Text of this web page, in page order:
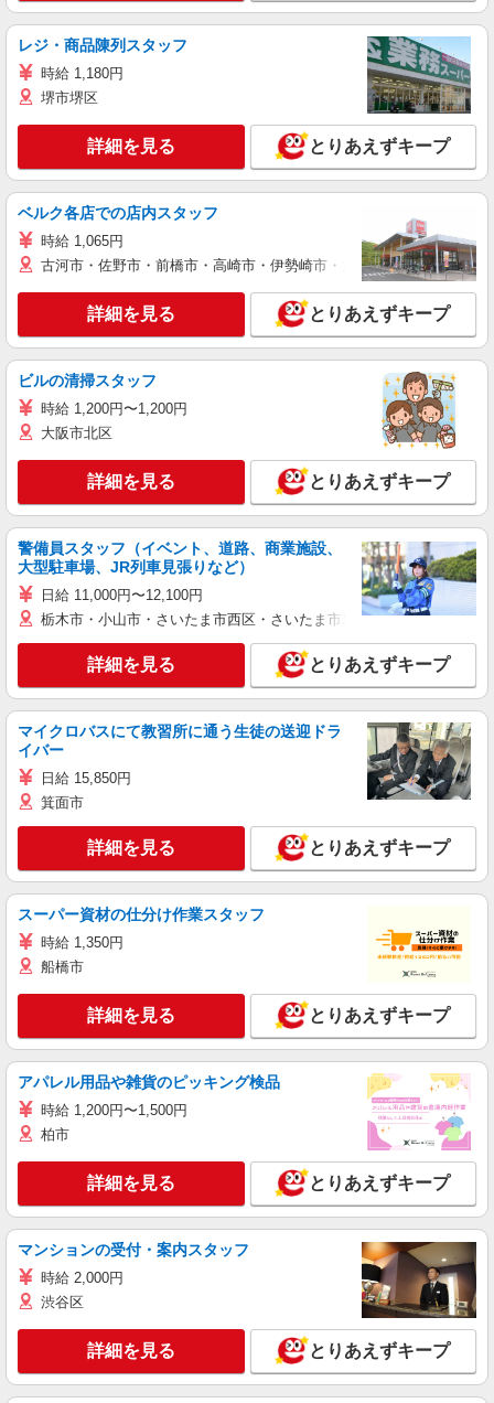
レジ・商品陳列スタッフ
時給 1,180円
堺市堺区
詳細を見る とりあえずキープ
ベルク各店での店内スタッフ
時給 1,065円
古河市・佐野市・前橋市・高崎市・伊勢崎市・太田市・館林市・藤
詳細を見る とりあえずキープ
ビルの清掃スタッフ
時給 1,200円〜1,200円
大阪市北区
詳細を見る とりあえずキープ
警備員スタッフ（イベント、道路、商業施設、
大型駐車場、JR列車見張りなど）
日給 11,000円〜12,100円
栃木市・小山市・さいたま市西区・さいたま市岩槻区・久喜市・蓮田
詳細を見る とりあえずキープ
マイクロバスにて教習所に通う生徒の送迎ドラ
イバー
日給 15,850円
箕面市
詳細を見る とりあえずキープ
スーパー資材の仕分け作業スタッフ
時給 1,350円
船橋市
詳細を見る とりあえずキープ
アパレル用品や雑貨のピッキング検品
時給 1,200円〜1,500円
柏市
詳細を見る とりあえずキープ
マンションの受付・案内スタッフ
時給 2,000円
渋谷区
詳細を見る とりあえずキープ